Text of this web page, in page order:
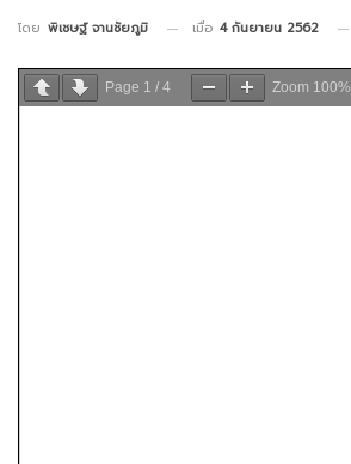
โดย พิเชษฐ์ จานชัยภูมิ เมื่อ 4 กันยายน 2562
Page 1 / 4 Zoom 100%